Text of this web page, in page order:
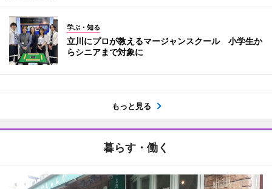
学ぶ・知る
立川にプロが教えるマージャンスクール 小学生か
らシニアまで対象に
もっと見る
暮らす・働く